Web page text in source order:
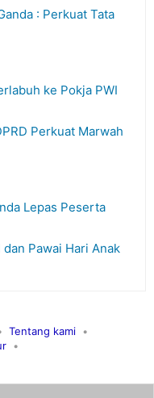
: Perkuat Tata
ke Pokja PWI
Perkuat Marwah
Lepas Peserta
Pawai Hari Anak
Tentang kami